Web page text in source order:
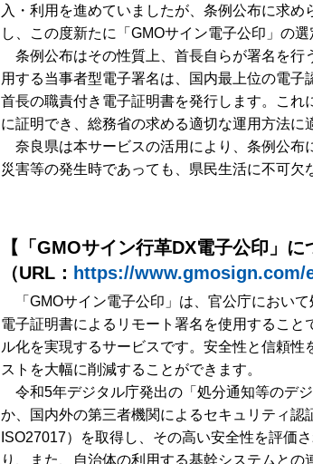
入・利用を進めていましたが、条例公布に求
し、この度新たに「GMOサイン電子公印」の
条例公布はその性質上、首長自らが署名を行
用する当事者型電子署名は、国内最上位の電子
首長の職責付き電子証明書を発行します。こ
に証明でき、総務省の求める適切な運用方法に
奈良県は本サービスの活用により、条例公布
災害等の発生時であっても、県民生活に不可欠
【「GMOサイン行革DX電子公印」に
（URL： https://www.gmosign.com/
「GMOサイン電子公印」は、官公庁におい
電子証明書によるリモート署名を使用するこ
ル化を実現するサービスです。安全性と信頼
ストを大幅に削減することができます。
令和5年デジタル庁発出の「処分通知等のデ
か、国内外の第三者機関によるセキュリティ認
ISO27017）を取得し、その高い安全性を評価
り、また、自治体の利用する基幹システムと